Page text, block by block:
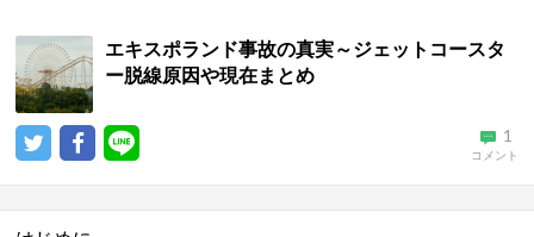
エキスポランド事故の真実～ジェットコースタ
ー脱線原因や現在まとめ
1
コメント